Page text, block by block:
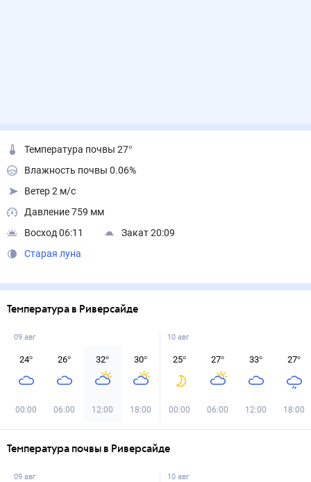
Температура почвы 27°
Влажность почвы 0.06%
Ветер 2 м/с
Давление 759 мм
Восход 06:11
Закат 20:09
Старая луна
Температура в Риверсайде
09 авг
24°
00:00
26°
06:00
32°
12:00
30°
18:00
10 авг
25°
00:00
27°
06:00
33°
12:00
27°
18:00
Температура почвы в Риверсайде
09 авг 10 авг